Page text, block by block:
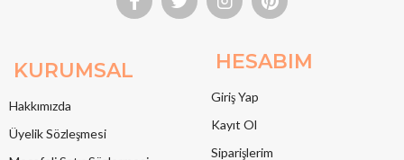
KURUMSAL
Hakkımızda
Üyelik Sözleşmesi
HESABIM
Giriş Yap
Kayıt Ol
Siparişlerim